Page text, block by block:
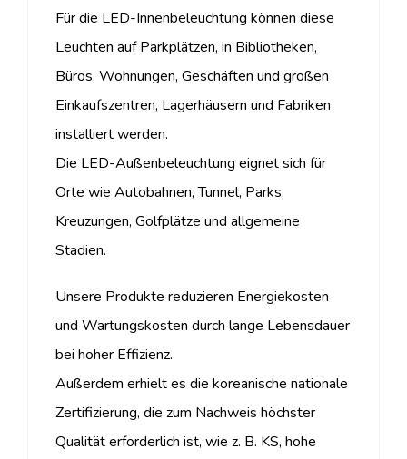
Für die LED-Innenbeleuchtung können diese
Leuchten auf Parkplätzen, in Bibliotheken,
Büros, Wohnungen, Geschäften und großen
Einkaufszentren, Lagerhäusern und Fabriken
installiert werden.
Die LED-Außenbeleuchtung eignet sich für
Orte wie Autobahnen, Tunnel, Parks,
Kreuzungen, Golfplätze und allgemeine
Stadien.
Unsere Produkte reduzieren Energiekosten
und Wartungskosten durch lange Lebensdauer
bei hoher Effizienz.
Außerdem erhielt es die koreanische nationale
Zertifizierung, die zum Nachweis höchster
Qualität erforderlich ist, wie z. B. KS, hohe